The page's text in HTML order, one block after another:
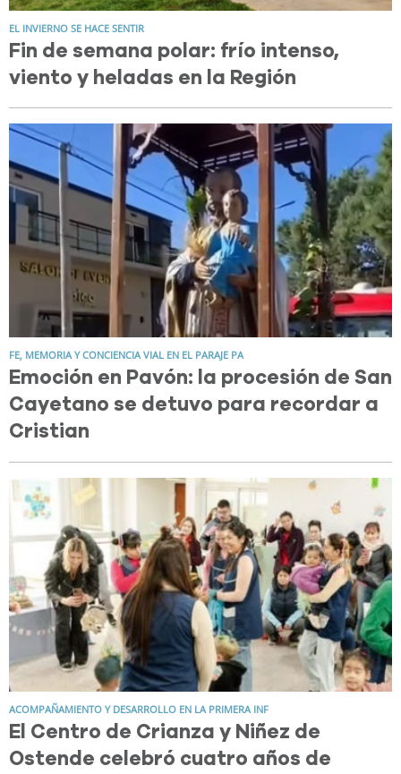
EL INVIERNO SE HACE SENTIR
Fin de semana polar: frío intenso,
viento y heladas en la Región
FE, MEMORIA Y CONCIENCIA VIAL EN EL PARAJE PA
Emoción en Pavón: la procesión de San
Cayetano se detuvo para recordar a
Cristian
ACOMPAÑAMIENTO Y DESARROLLO EN LA PRIMERA INF
El Centro de Crianza y Niñez de
Ostende celebró cuatro años de